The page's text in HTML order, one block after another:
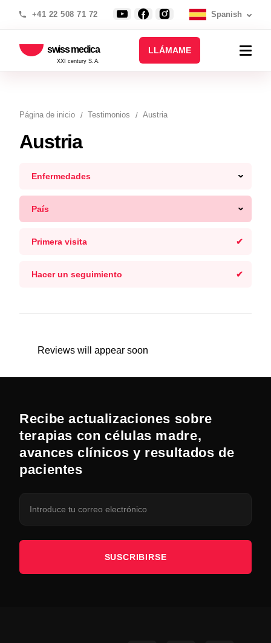
+41 22 508 71 72 Spanish
swiss medica
XXI century S.A.
LLÁMAME
Página de inicio Testimonios Austria
Austria
Enfermedades
País
Primera visita
Hacer un seguimiento
Reviews will appear soon
Recibe actualizaciones sobre
terapias con células madre,
avances clínicos y resultados de
pacientes
SUSCRIBIRSE